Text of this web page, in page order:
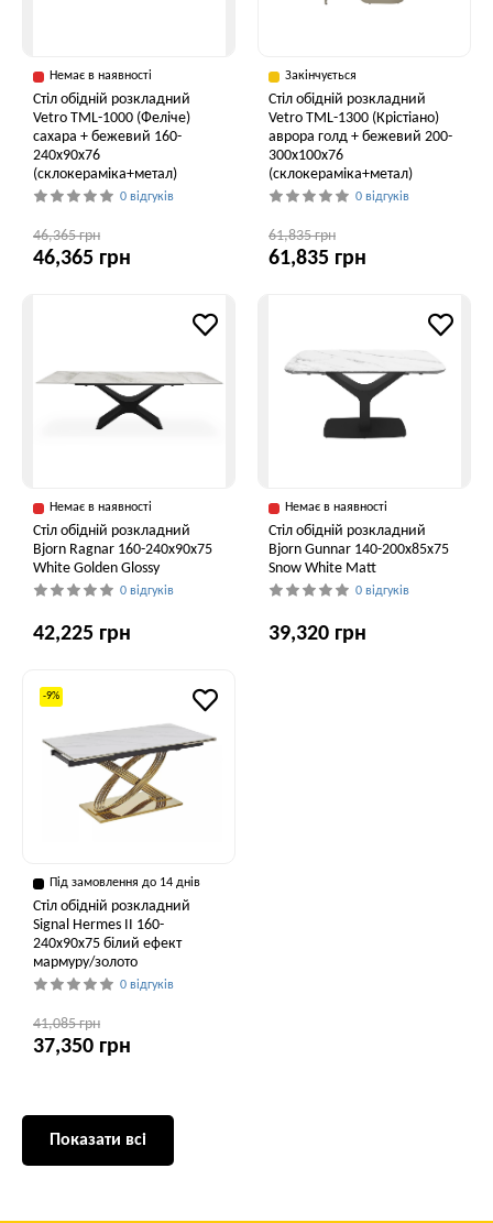
Немає в наявності
Стіл обідній розкладний
Vetro ТМL-1000 (Феліче)
сахара + бежевий 160-
240x90x76
(склокераміка+метал)
0 відгуків
46,365 грн
46,365 грн
Закінчується
Стіл обідній розкладний
Vetro TML-1300 (Крістіано)
аврора голд + бежевий 200-
300x100x76
(склокераміка+метал)
0 відгуків
61,835 грн
61,835 грн
Немає в наявності
Стіл обідній розкладний
Bjorn Ragnar 160-240х90х75
White Golden Glossy
0 відгуків
42,225 грн
Немає в наявності
Стіл обідній розкладний
Bjorn Gunnar 140-200х85х75
Snow White Matt
0 відгуків
39,320 грн
-9%
Під замовлення до 14 днів
Стіл обідній розкладний
Signal Hermes II 160-
240x90x75 білий ефект
мармуру/золото
0 відгуків
41,085 грн
37,350 грн
Показати всі